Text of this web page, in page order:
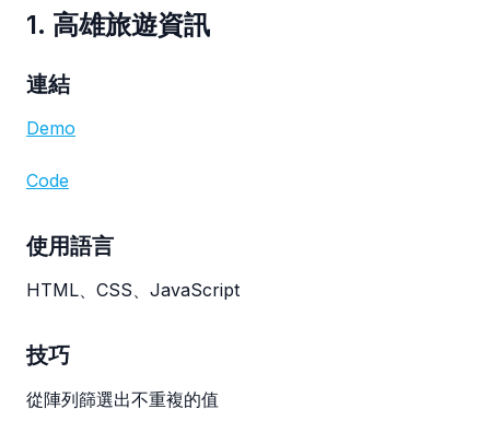
1. 高雄旅遊資訊
連結
Demo
Code
使用語言
HTML、CSS、JavaScript
技巧
從陣列篩選出不重複的值